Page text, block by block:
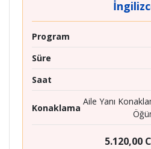
Program
Süre
Saat
Konaklama
Aile Yanı
5.120,00